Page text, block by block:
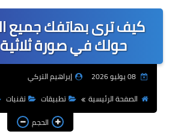
اخبار
ابل
كيف ترى بهاتفك جميع
حولك في صورة ثلاثية
08 يوليو 2026
إبراهيم التركي
الصفحة الرئيسية
تطبيقات تقنيات
الحجم